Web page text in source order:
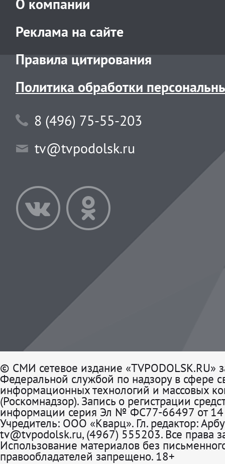
Реклама на сайте
Правила цитирования
Политика обработки
8 (496) 75-55-203
tv@tvpodolsk.ru
© СМИ сетевое издание «TVPODOLSK.RU»
Федеральной службой по надзору в сфере
информационных технологий и массовых
(Роскомнадзор). Запись о регистрации
информации серия Эл № ФС77-66497 от 14
Учредитель: ООО «Кварц». Гл. редактор:
tv@tvpodolsk.ru, (4967) 555203. Все права
Использование материалов без
правообладателей запрещено. 18+